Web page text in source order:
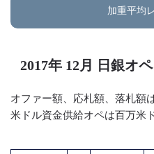
加重平均
2017年 12月 日銀オ
オファー額、応札額、落札額
米ドル資金供給オペは百万米